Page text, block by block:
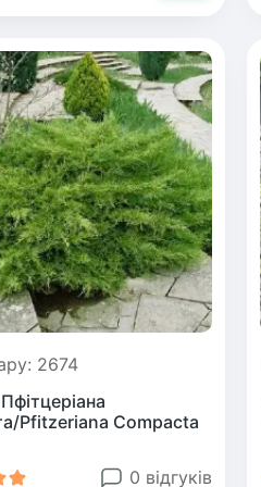
(гуава)
Дерево
персик
троянди
(Чубушник)
2674
Pfitzeriana Compacta
0 відгуків